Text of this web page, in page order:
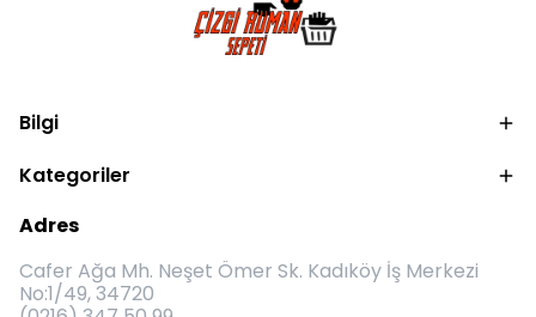
Bilgi
Kategoriler
Adres
Cafer Ağa Mh. Neşet Ömer Sk. Kadıköy İş Merkezi
No:1/49, 34720